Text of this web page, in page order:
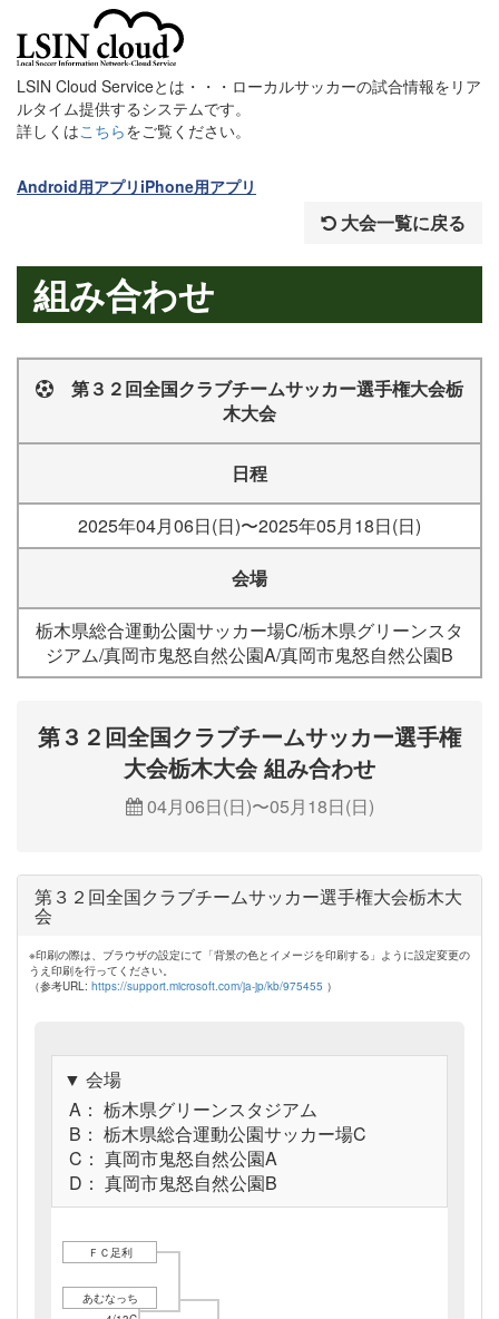
LSIN Cloud Serviceとは・・・ローカルサッカーの試合情報をリア
ルタイム提供するシステムです。
詳しくはこちらをご覧ください。
Android用アプリ iPhone用アプリ
大会一覧に戻る
組み合わせ
第３２回全国クラブチームサッカー選手権大会栃
木大会
日程
2025年04月06日(日)〜2025年05月18日(日)
会場
栃木県総合運動公園サッカー場C/栃木県グリーンスタ
ジアム/真岡市鬼怒自然公園A/真岡市鬼怒自然公園B
第３２回全国クラブチームサッカー選手権
大会栃木大会 組み合わせ
04月06日(日)〜05月18日(日)
第３２回全国クラブチームサッカー選手権大会栃木大
会
※印刷の際は、ブラウザの設定にて「背景の色とイメージを印刷する」ように設定変更の
うえ印刷を行ってください。
（参考URL: https://support.microsoft.com/ja-jp/kb/975455 ）
▼ 会場
A： 栃木県グリーンスタジアム
B： 栃木県総合運動公園サッカー場C
C： 真岡市鬼怒自然公園A
D： 真岡市鬼怒自然公園B
ＦＣ足利
あむなっち